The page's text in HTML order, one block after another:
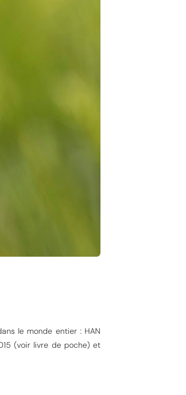
le monde entier : HAN
(voir livre de poche) et